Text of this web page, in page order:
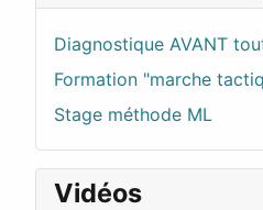
Diagnostique AVANT
Formation "marche
Stage méthode ML
Vidéos